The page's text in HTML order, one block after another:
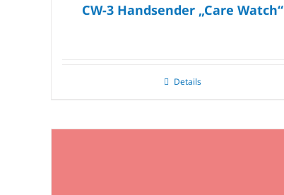
CW-3 Handsender „Care Watch“
Details